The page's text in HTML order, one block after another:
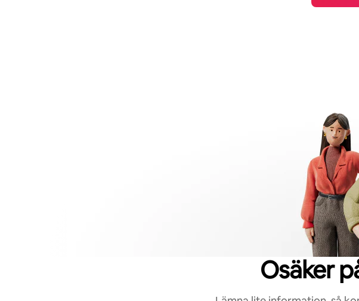
Osäker